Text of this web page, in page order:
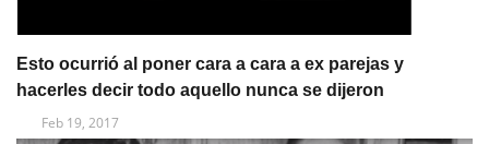
Esto ocurrió al poner cara a cara a ex parejas y
hacerles decir todo aquello nunca se dijeron
Feb 19, 2017